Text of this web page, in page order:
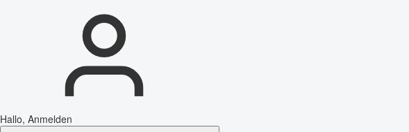
Hallo, Anmelden